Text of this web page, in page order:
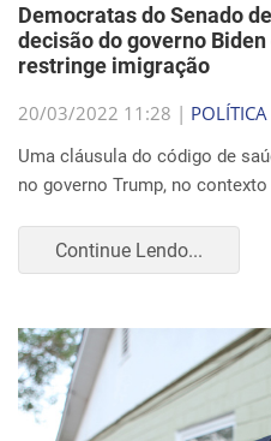
Democratas do Senado
decisão do governo
restringe imigração
20/03/2022 11:28 |
Uma cláusula do código de
no governo Trump, no
Continue Lendo...